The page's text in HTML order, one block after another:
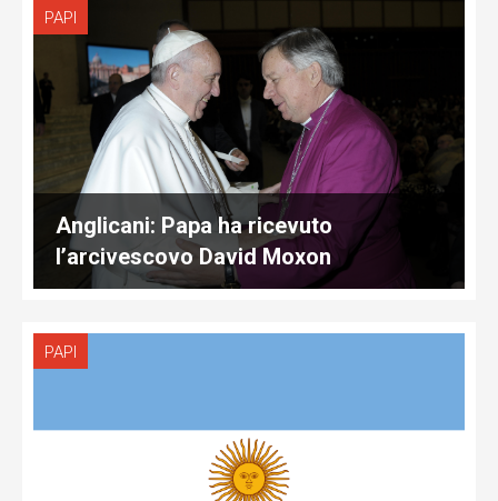
PAPI
Anglicani: Papa ha ricevuto
l’arcivescovo David Moxon
PAPI